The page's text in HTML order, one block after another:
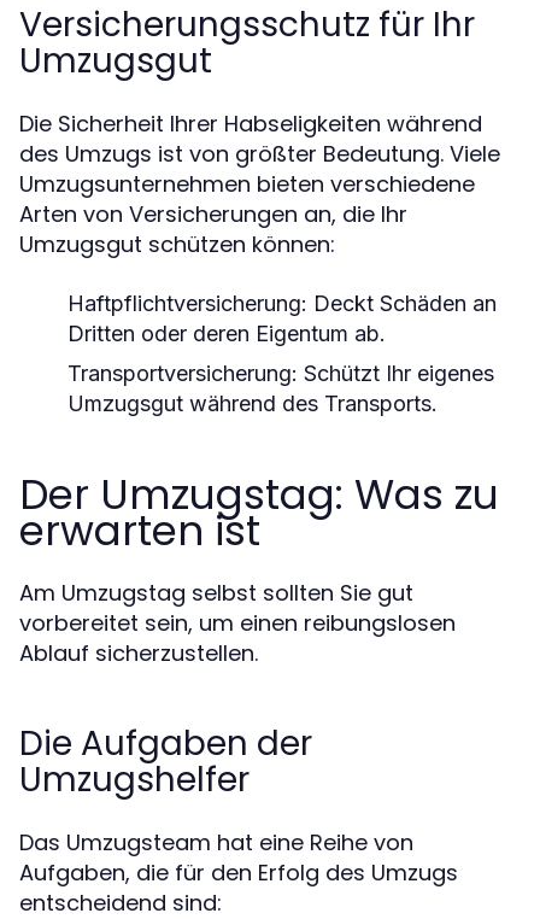
Versicherungsschutz für Ihr
Umzugsgut
Die Sicherheit Ihrer Habseligkeiten während
des Umzugs ist von größter Bedeutung. Viele
Umzugsunternehmen bieten verschiedene
Arten von Versicherungen an, die Ihr
Umzugsgut schützen können:
Haftpflichtversicherung: Deckt Schäden an
Dritten oder deren Eigentum ab.
Transportversicherung: Schützt Ihr eigenes
Umzugsgut während des Transports.
Der Umzugstag: Was zu
erwarten ist
Am Umzugstag selbst sollten Sie gut
vorbereitet sein, um einen reibungslosen
Ablauf sicherzustellen.
Die Aufgaben der
Umzugshelfer
Das Umzugsteam hat eine Reihe von
Aufgaben, die für den Erfolg des Umzugs
entscheidend sind: